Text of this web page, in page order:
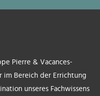
Pierre & Vacances-
im Bereich der Errichtung
unseres Fachwissens